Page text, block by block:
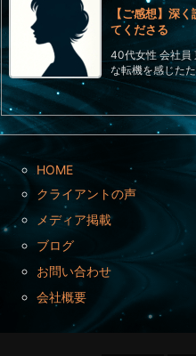
【ご感想】深
てくださる
40代女性 会社員
な転機を感じた
HOME
クライアントの声
メディア掲載
ブログ
お問い合わせ
会社概要